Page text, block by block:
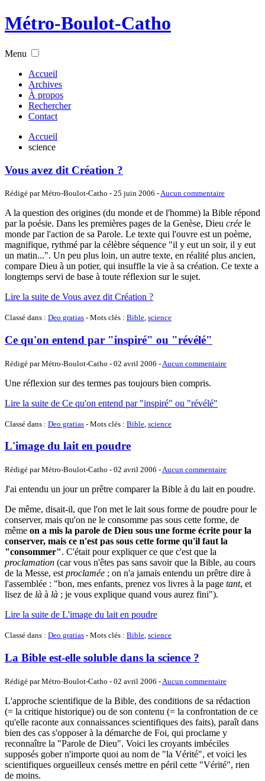
Métro-Boulot-Catho
Menu
Accueil
Archives
À propos
Rechercher
Contact
Accueil
science
Vous avez dit Création ?
Rédigé par Métro-Boulot-Catho - 25 juin 2006 -Aucun commentaire
A la question des origines (du monde et de l'homme) la Bible répond
par la poésie. Dans les premières pages de la Genèse, Dieu crée le
monde par l'action de sa Parole. Le texte qui l'ouvre est un poème,
magnifique, rythmé par la célèbre séquence "il y eut un soir, il y eut
un matin...". Un peu plus loin, un autre texte, en réalité plus ancien,
compare Dieu à un potier, qui insuffle la vie à sa création. Ce texte a
longtemps servi de base à toute réflexion sur le sujet.
Lire la suite de Vous avez dit Création ?
Classé dans : Deo gratias - Mots clés : Bible, science
Ce qu'on entend par "inspiré" ou "révélé"
Rédigé par Métro-Boulot-Catho - 02 avril 2006 - Aucun commentaire
Une réflexion sur des termes pas toujours bien compris.
Lire la suite de Ce qu'on entend par "inspiré" ou "révélé"
Classé dans : Deo gratias - Mots clés : Bible science
L'image du lait en poudre
Rédigé par Métro-Boulot-Catho - 02 avril 2006 -Aucun commentaire
J'ai entendu un jour un prêtre comparer la Bible à du lait en poudre.
De même, disait-il, que l'on met le lait sous forme de poudre pour le
conserver, mais qu'on ne le consomme pas sous cette forme, de
même on a mis la parole de Dieu sous une forme écrite pour la
conserver, mais ce n'est pas sous cette forme qu'il faut la
"consommer". C'était pour expliquer ce que c'est que la
proclamation (car vous n'êtes pas sans savoir que la Bible, au cours
de la Messe, est proclamée ; on n'a jamais entendu un prêtre dire à
l'assemblée : "bon, mes enfants, prenez vos livres à la page tant, et
lisez de là à là ; je vous explique quand vous aurez fini").
Lire la suite de L'image du lait en poudre
Classé dans : Deo gratias - Mots clés : Bible, science
La Bible est-elle soluble dans la science ?
Rédigé par Métro-Boulot-Catho - 02 avril 2006 - Aucun commentaire
L'approche scientifique de la Bible, des conditions de sa rédaction
(= la critique historique) ou de son contenu (= la confrontation de ce
qu'elle raconte aux connaissances scientifiques des faits), paraît dans
bien des cas s'opposer à la démarche de Foi, qui proclame y
reconnaître la "Parole de Dieu". Voici les croyants imbéciles
supposés gober n'importe quoi au nom de "la Vérité", et voici les
scientifiques orgueilleux censés mettre en péril cette "Vérité", rien
de moins.